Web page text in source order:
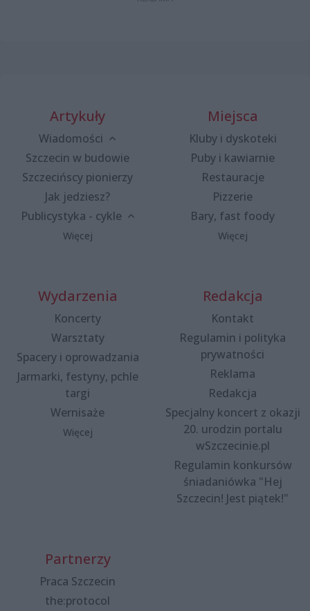
Artykuły
Wiadomości
Szczecin w budowie
Szczecińscy pionierzy
Jak jedziesz?
Publicystyka - cykle
Więcej
Miejsca
Kluby i dyskoteki
Puby i kawiarnie
Restauracje
Pizzerie
Bary, fast foody
Więcej
Wydarzenia
Koncerty
Warsztaty
Spacery i oprowadzania
Jarmarki, festyny, pchle
targi
Wernisaże
Więcej
Redakcja
Kontakt
Regulamin i polityka
prywatności
Reklama
Redakcja
Specjalny koncert z okazji
20. urodzin portalu
wSzczecinie.pl
Regulamin konkursów
śniadaniówka "Hej
Szczecin! Jest piątek!"
Partnerzy
Praca Szczecin
the:protocol